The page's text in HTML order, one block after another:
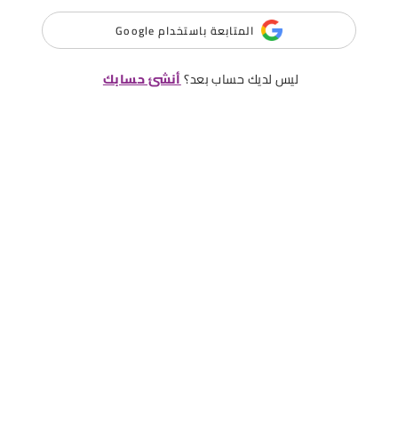
المتابعة باستخدام Google
ليس لديك حساب بعد؟أنشئ حسابك